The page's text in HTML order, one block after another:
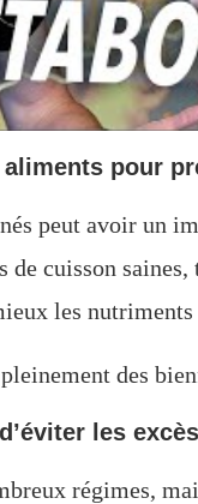
pour
peut avoir un
cuisson saines,
les nutriments
des
les
régimes,